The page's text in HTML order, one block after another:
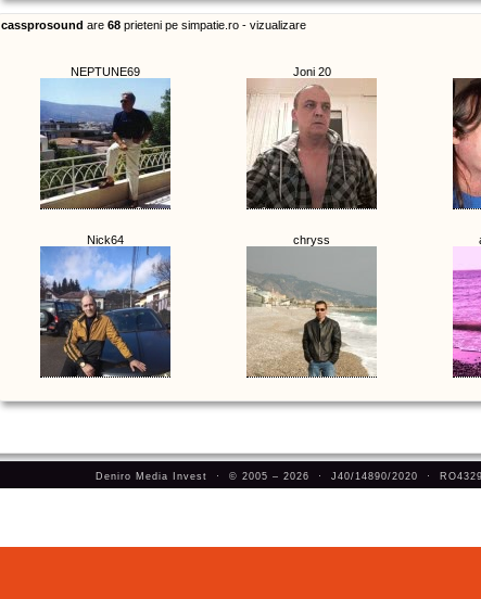
cassprosound are 68 prieteni pe simpatie.ro - vizualizare
NEPTUNE69 Joni 20
Nick64 chryss
Deniro Media Invest · © 2005 – 2026 · J40/14890/2020 ·